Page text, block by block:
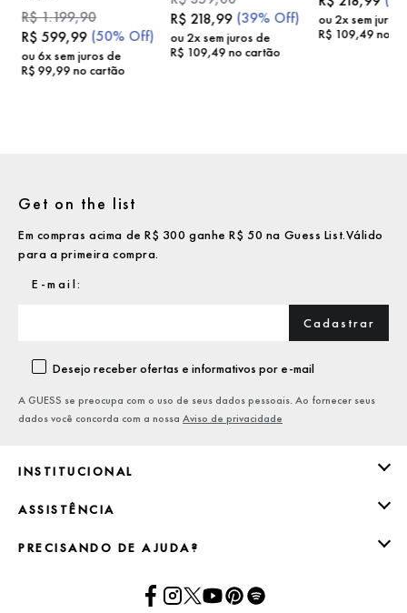
R$1.199,90
R$ 599,99 (50% Off)
ou 6x sem juros de
R$ 99,99no cartão
R$ 218,99 (39% Off)
ou2x sem juros de
R$ 109,49no cartão
ou 2x sem juros
R$ 109,49no
INSTITUCIONAL
ASSISTÊNCIA
PRECISANDO DE AJUDA?
Get on the list
Em compras acima de R$ 300 ganhe R$ 50 na Guess List.Válido
para a primeira compra.
Cadastrar
Desejo receber ofertas e informativos por e-mail
A GUESS se preocupa com o uso de seus dados pessoais. Ao fornecer seus
dados você concorda com a nossa Aviso de privacidade